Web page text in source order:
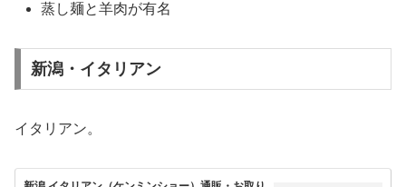
蒸し麺と羊肉が有名
新潟・イタリアン
イタリアン。